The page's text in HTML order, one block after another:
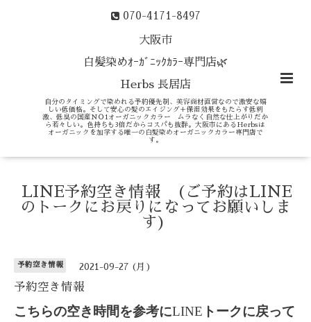
070-4171-8497
大阪市
白髪染めｵｰｶﾞﾆｯｸｶﾗｰ専門店🌿
Herbs 長居店
自分のタイミングで染めれる予約優先制、美容商材直営なので激安な嬉
しい低価格。そして安心の髪のエイジング＋保湿効果をもたらす低刺
激、低臭の国産ＮＯ1オーガニックカラー ムラなく自然な仕上がりだか
ら若々しい。色持ちも3倍だからコスパも抜群。大阪市にあるHerbsは
オーガニックを加学する唯一の白髪染めオーガニックカラー専門店で
す。
LINE予約空き情報 (ご予約はLINE
のトークにお戻りになってお願いしま
す)
予約空き情報 2021-09-27 (月)
予約空き情報
こちらの空き時間を参考にLINE トークに戻って